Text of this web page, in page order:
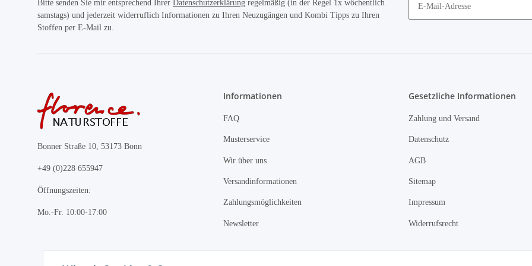
Bitte senden Sie mir entsprechend Ihrer Datenschutzerklärung regelmäßig (in der Regel 1x wöchentlich
samstags) und jederzeit widerruflich Informationen zu Ihren Neuzugängen und Kombi Tipps zu Ihren
Stoffen per E-Mail zu.
Bonner Straße 10, 53173 Bonn
+49 (0)228 655947
Öffnungszeiten:
Mo.-Fr. 10:00-17:00
Informationen
FAQ
Musterservice
Wir über uns
Versandinformationen
Zahlungsmöglichkeiten
Newsletter
Gesetzliche Informationen
Zahlung und Versand
Datenschutz
AGB
Sitemap
Impressum
Widerrufsrecht